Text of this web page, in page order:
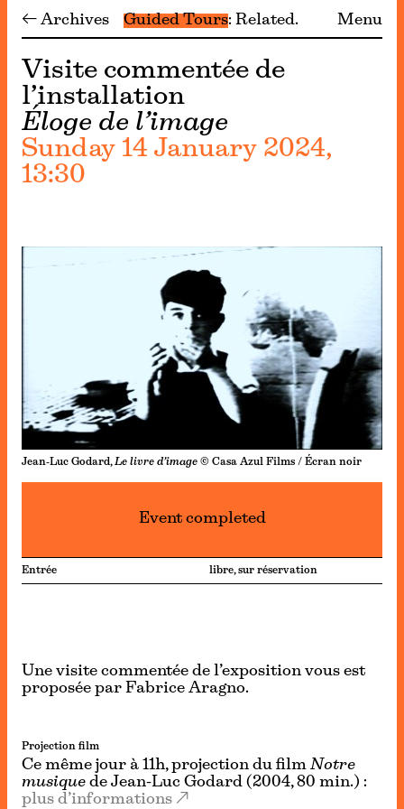
← Archives Guided Tours Related Menu
Visite commentée de
l’installation
Éloge de l’image
Sunday 14 January 2024,
13:30
Jean-Luc Godard, Le livre d’image © Casa Azul Films / Écran noir
Event completed
Entrée libre, sur réservation
Une visite commentée de l’exposition vous est
proposée par Fabrice Aragno.
Projection film
Ce même jour à 11h, projection du film Notre
musique de Jean-Luc Godard (2004, 80 min.) :
plus d’informations